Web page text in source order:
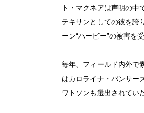
ト・マクネアは声明の
テキサンとしての彼を誇
ーン“ハービー”の被害を
毎年、フィールド内外で
はカロライナ・パンサー
ワトソンも選出されてい